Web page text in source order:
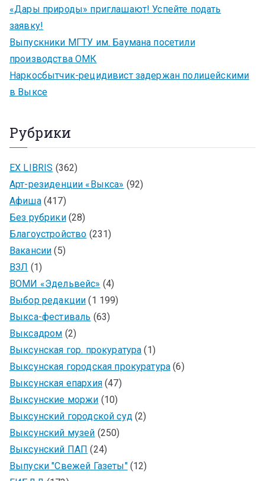
«Дары природы» приглашают! Успейте подать
заявку!
Выпускники МГТУ им. Баумана посетили
производства ОМК
Наркосбытчик-рецидивист задержан полицейскими
в Выксе
Рубрики
EX LIBRIS (362)
Арт-резиденции «Выкса» (92)
Афиша(417)
Без рубрики(28)
Благоустройство (231)
Вакансии (5)
ВЗЛ (1)
ВОМИ «Эдельвейс» (4)
Выбор редакции (1 199)
Выкса-фестиваль (63)
Выксадром (2)
Выксунская гор. прокуратура (1)
Выксунская городская прокуратура (6)
Выксунская епархия(47)
Выксунские моржи (10)
Выксунский городской суд (2)
Выксунский музей (250)
Выксунский ПАП (24)
Выпуски "Свежей Газеты"(12)